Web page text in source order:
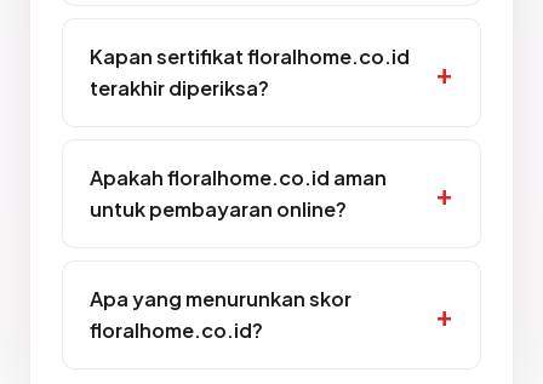
Kapan sertifikat floralhome.co.id
terakhir diperiksa?
Apakah floralhome.co.id aman
untuk pembayaran online?
Apa yang menurunkan skor
floralhome.co.id?